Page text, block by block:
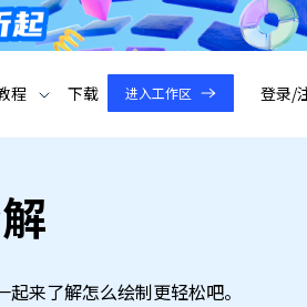
程 下载 进入工作区 登录/
来了解怎么绘制更轻松吧。